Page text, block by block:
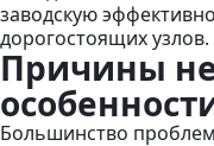
заводскую
дорогостоящих узлов.
Причины
Большинство проблем